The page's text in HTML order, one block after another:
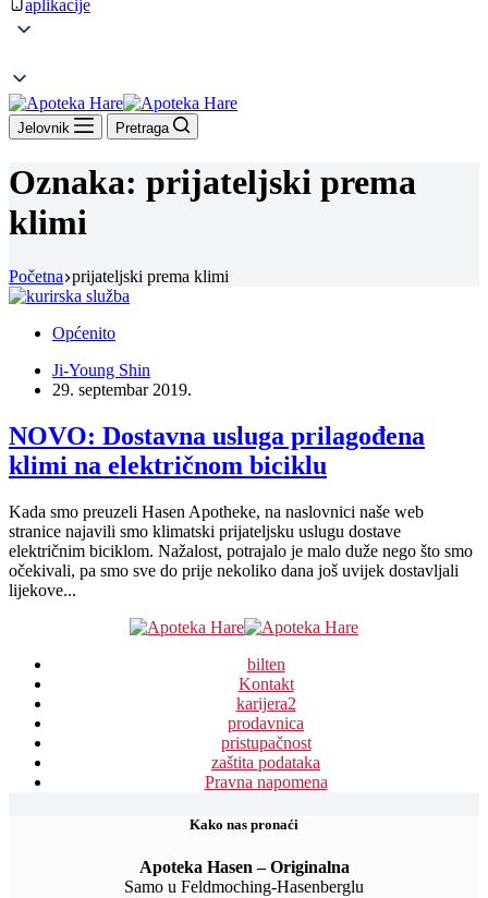
aplikacije
Jelovnik Pretraga
Oznaka: prijateljski prema
klimi
Početna prijateljski prema klimi
Općenito
Ji-Young Shin
29. septembar 2019.
NOVO: Dostavna usluga prilagođena
klimi na električnom biciklu
Kada smo preuzeli Hasen Apotheke, na naslovnici naše web
stranice najavili smo klimatski prijateljsku uslugu dostave
električnim biciklom. Nažalost, potrajalo je malo duže nego što smo
očekivali, pa smo sve do prije nekoliko dana još uvijek dostavljali
lijekove...
bilten
Kontakt
karijera2
prodavnica
pristupačnost
zaštita podataka
Pravna napomena
Kako nas pronaći
Apoteka Hasen – Originalna
Samo u Feldmoching-Hasenberglu